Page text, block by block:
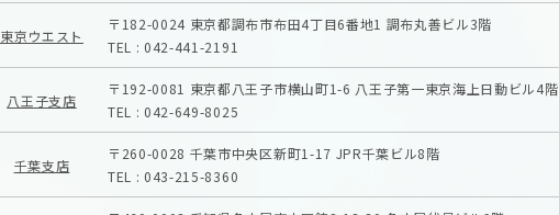
東京ウエスト
〒182-0024 東京都調布市布田4丁目6番地1 調布丸善ビル3階
TEL : 042-441-2191
八王子支店
〒192-0081 東京都八王子市横山町1-6 八王子第一東京海上日動ビル4階
TEL : 042-649-8025
千葉支店
〒260-0028 千葉市中央区新町1-17 JPR千葉ビル8階
TEL : 043-215-8360